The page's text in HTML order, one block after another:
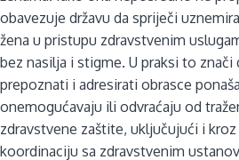
obavezuje državu da spriječi
žena u pristupu zdravstvenim
bez nasilja i stigme. U praksi to znači
prepoznati i adresirati obrasce
onemogućavaju ili odvraćaju od
zdravstvene zaštite, uključujući i
koordinaciju sa zdravstvenim